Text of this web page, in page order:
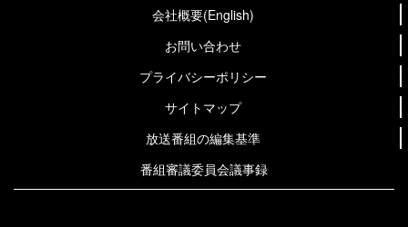
会社概要(English)
お問い合わせ
プライバシーポリシー
サイトマップ
放送番組の編集基準
番組審議委員会議事録